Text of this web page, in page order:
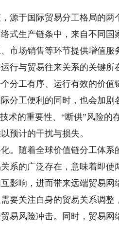
于国际贸易分工格局的两
式生产链条中，来自不同国
市场销售等环节提供增值服
行与贸易往来关系的关键所
分工有序、运行有效的价值
分工便利的同时，也会加剧
术的重要性、“断供”风险的
预计的干扰与损失。
随着全球价值链分工体系
系的广泛存在，意味着即使
影响，进而带来远端贸易网
要关注自身的贸易关系调整
易风险冲击。同时，贸易网